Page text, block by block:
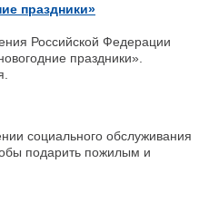
праздники»
Российской Федерации
праздники».
социального обслуживания
подарить пожилым и